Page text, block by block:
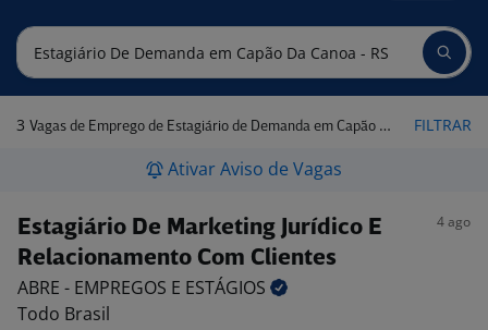
3 Vagas de Emprego de Estagiário de Demanda em Capão da Canoa - RS FILTRAR
Ativar Aviso de Vagas
Estagiário De Marketing Jurídico E
Relacionamento Com Clientes
4 ago
ABRE - EMPREGOS E ESTÁGIOS
Todo Brasil